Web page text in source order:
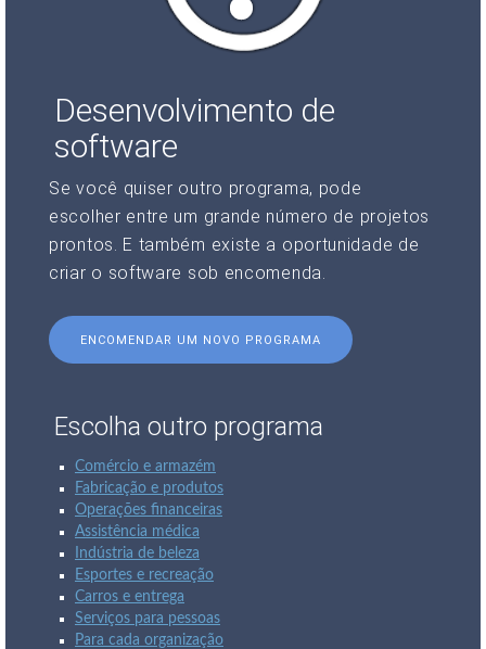
Desenvolvimento de
software
Se você quiser outro programa, pode
escolher entre um grande número de projetos
prontos. E também existe a oportunidade de
criar o software sob encomenda.
ENCOMENDAR UM NOVO PROGRAMA
Escolha outro programa
Comércio e armazém
Fabricação e produtos
Operações financeiras
Assistência médica
Indústria de beleza
Esportes e recreação
Carros e entrega
Serviços para pessoas
Para cada organização